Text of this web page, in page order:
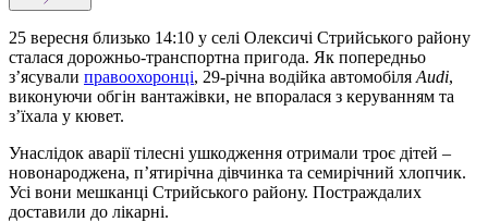
25 вересня близько 14:10 у селі Олексичі Стрийського району
сталася дорожньо-транспортна пригода. Як попередньо
з’ясували правоохоронці, 29-річна водійка автомобіля Audi,
виконуючи обгін вантажівки, не впоралася з керуванням та
з’їхала у кювет.
Унаслідок аварії тілесні ушкодження отримали троє дітей –
новонароджена, п’ятирічна дівчинка та семирічний хлопчик.
Усі вони мешканці Стрийського району. Постраждалих
доставили до лікарні.